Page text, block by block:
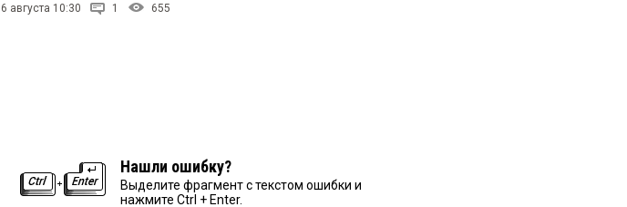
6 августа 10:30 1 655
Нашли ошибку?
Выделите фрагмент с текстом ошибки и
нажмите Ctrl + Enter.